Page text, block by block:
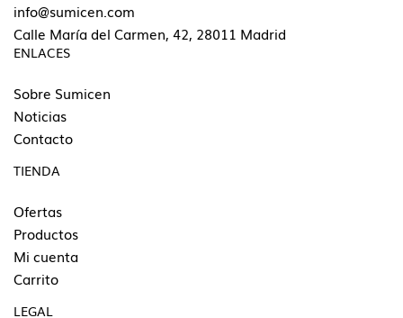
info@sumicen.com
Calle María del Carmen, 42, 28011 Madrid
ENLACES
Sobre Sumicen
Noticias
Contacto
TIENDA
Ofertas
Productos
Mi cuenta
Carrito
LEGAL